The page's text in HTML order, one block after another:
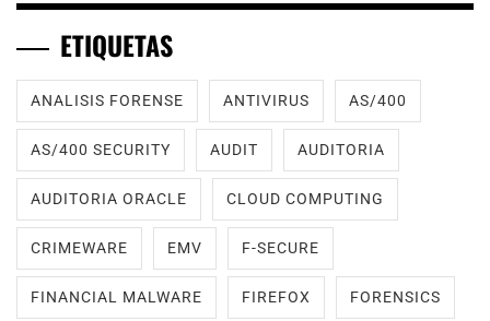
ETIQUETAS
ANALISIS FORENSE ANTIVIRUS AS/400
AS/400 SECURITY AUDIT AUDITORIA
AUDITORIA ORACLE CLOUD COMPUTING
CRIMEWARE EMV F-SECURE
FINANCIAL MALWARE FIREFOX FORENSICS